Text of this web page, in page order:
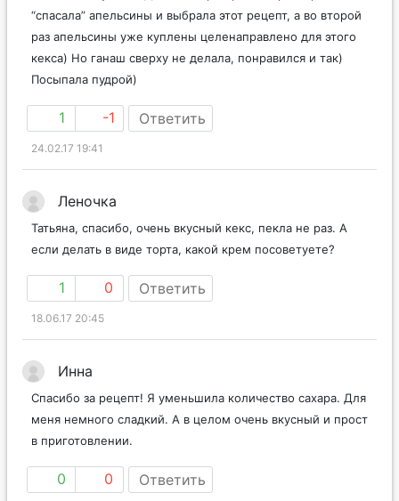
“спасала” апельсины и выбрала этот рецепт, а во второй
раз апельсины уже куплены целенаправлено для этого
кекса) Но ганаш сверху не делала, понравился и так)
Посыпала пудрой)
1 -1 Ответить
24.02.17 19:41
Леночка
Татьяна, спасибо, очень вкусный кекс, пекла не раз. А
если делать в виде торта, какой крем посоветуете?
1 0 Ответить
18.06.17 20:45
Инна
Спасибо за рецепт! Я уменьшила количество сахара. Для
меня немного сладкий. А в целом очень вкусный и прост
в приготовлении.
0 0 Ответить